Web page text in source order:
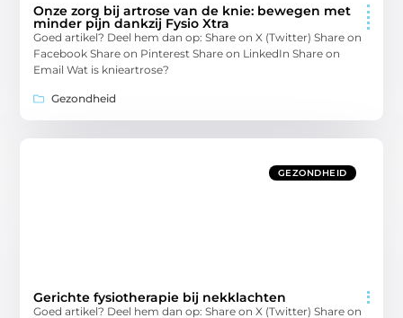
Onze zorg bij artrose van de knie: bewegen met
minder pijn dankzij Fysio Xtra
Goed artikel? Deel hem dan op: Share on X (Twitter) Share on
Facebook Share on Pinterest Share on LinkedIn Share on
Email Wat is knieartrose?
Gezondheid
GEZONDHEID
Gerichte fysiotherapie bij nekklachten
Goed artikel? Deel hem dan op: Share on X (Twitter) Share on